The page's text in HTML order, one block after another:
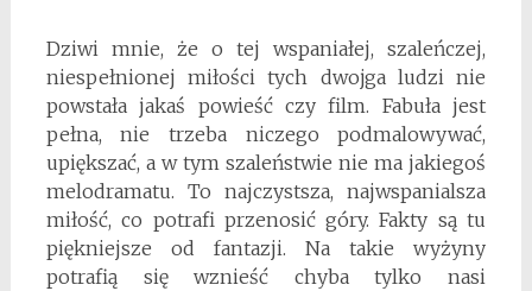
Dziwi mnie, że o tej wspaniałej, szaleńczej,
niespełnionej miłości tych dwojga ludzi nie
powstała jakaś powieść czy film. Fabuła jest
pełna, nie trzeba niczego podmalowywać,
upiększać, a w tym szaleństwie nie ma jakiegoś
melodramatu. To najczystsza, najwspanialsza
miłość, co potrafi przenosić góry. Fakty są tu
piękniejsze od fantazji. Na takie wyżyny
potrafią się wznieść chyba tylko nasi